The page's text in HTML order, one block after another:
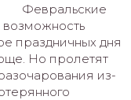
Февральские
возможность
праздничных дня
Но пролетят
из-